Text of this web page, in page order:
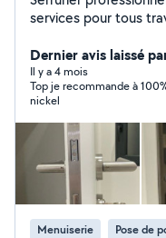
services pour tous
bloquée
de cylindres et
Menuiserie
et extérieure.....
intérieure Réparation
Intervention 24h/24
respect des normes
rapide agréé
habitation on et
peut être prit en
Dernier avis laissé
Il y a 4 mois
Top je recommande à 100% Une intervention et un
nickel
Menuiserie Pose de